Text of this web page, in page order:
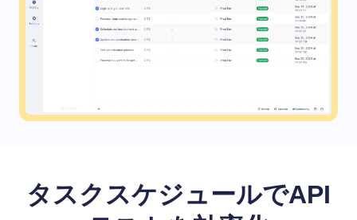
タスクスケジュールでAPI